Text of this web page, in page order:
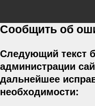
Сообщить об
Следующий текст
администрации
дальнейшее
необходимости: